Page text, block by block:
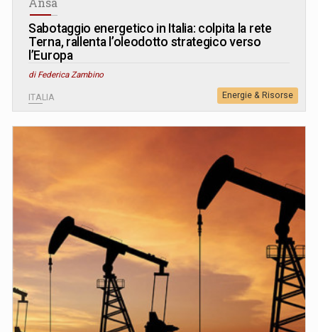
Sabotaggio energetico in Italia: colpita la rete
Terna, rallenta l’oleodotto strategico verso
l’Europa
di Federica Zambino
ITALIA Energie & Risorse